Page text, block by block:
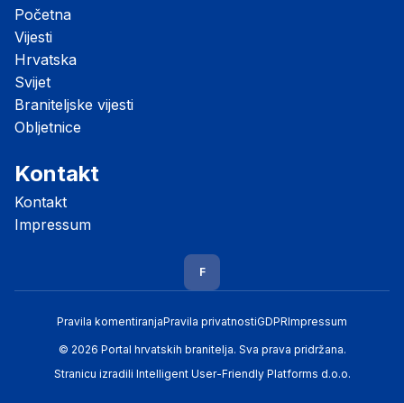
Početna
Vijesti
Hrvatska
Svijet
Braniteljske vijesti
Obljetnice
Kontakt
Kontakt
Impressum
F
Pravila komentiranjaPravila privatnostiGDPRImpressum
© 2026 Portal hrvatskih branitelja. Sva prava pridržana.
Stranicu izradili Intelligent User-Friendly Platforms d.o.o.